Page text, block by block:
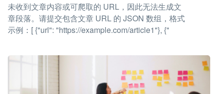
未收到文章内容或可爬取的 URL，因此无法生成文
章段落。请提交包含文章 URL 的 JSON 数组，格式
示例：[ {"url": "https://example.com/article1"}, {"